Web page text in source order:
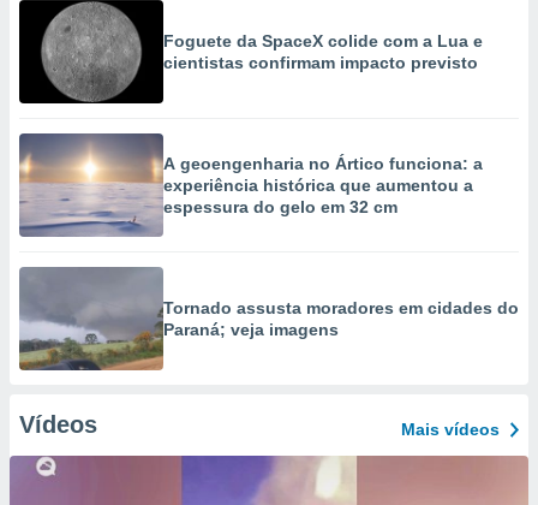
Foguete da SpaceX colide com a Lua e
cientistas confirmam impacto previsto
A geoengenharia no Ártico funciona: a
experiência histórica que aumentou a
espessura do gelo em 32 cm
Tornado assusta moradores em cidades do
Paraná; veja imagens
Vídeos Mais vídeos